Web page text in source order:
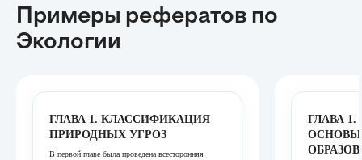
Примеры рефератов по
Экологии
ГЛАВА 1. КЛАССИФИКАЦИЯ
ПРИРОДНЫХ УГРОЗ
В первой главе была проведена всесторонняя
ГЛАВА
ОСНОВЫ